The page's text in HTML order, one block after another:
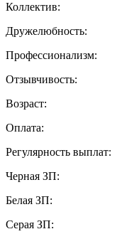
Коллектив:
Дружелюбность:
Профессионализм:
Отзывчивость:
Возраст:
Оплата:
Регулярность выплат:
Черная ЗП:
Белая ЗП:
Серая ЗП: